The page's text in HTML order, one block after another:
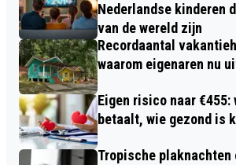
Nederlandse kinderen
van de wereld zijn
Recordaantal
waarom eigenaren nu
Eigen risico naar €455:
betaalt, wie gezond is
Tropische plaknachten